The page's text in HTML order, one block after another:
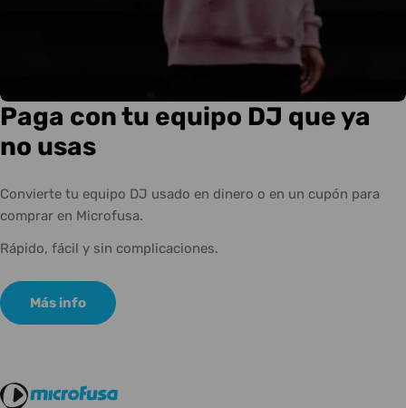
Paga con tu equipo DJ que ya
no usas
Convierte tu equipo DJ usado en dinero o en un cupón para
comprar en Microfusa.
Rápido, fácil y sin complicaciones.
Más info